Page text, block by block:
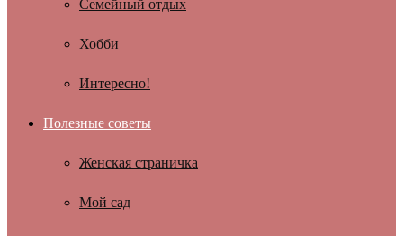
Семейный отдых
Хобби
Интересно!
Полезные советы
Женская страничка
Мой сад